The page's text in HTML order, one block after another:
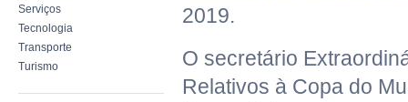
Serviços
Tecnologia
Transporte
Turismo
2019.
O secretário
Relativos à Copa do